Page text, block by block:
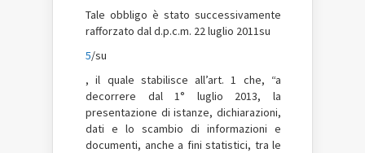
Tale obbligo è stato successivamente
rafforzato dal d.p.c.m. 22 luglio 2011su
5/su
, il quale stabilisce all’art. 1 che, “a
decorrere dal 1° luglio 2013, la
presentazione di istanze, dichiarazioni,
dati e lo scambio di informazioni e
documenti, anche a fini statistici, tra le